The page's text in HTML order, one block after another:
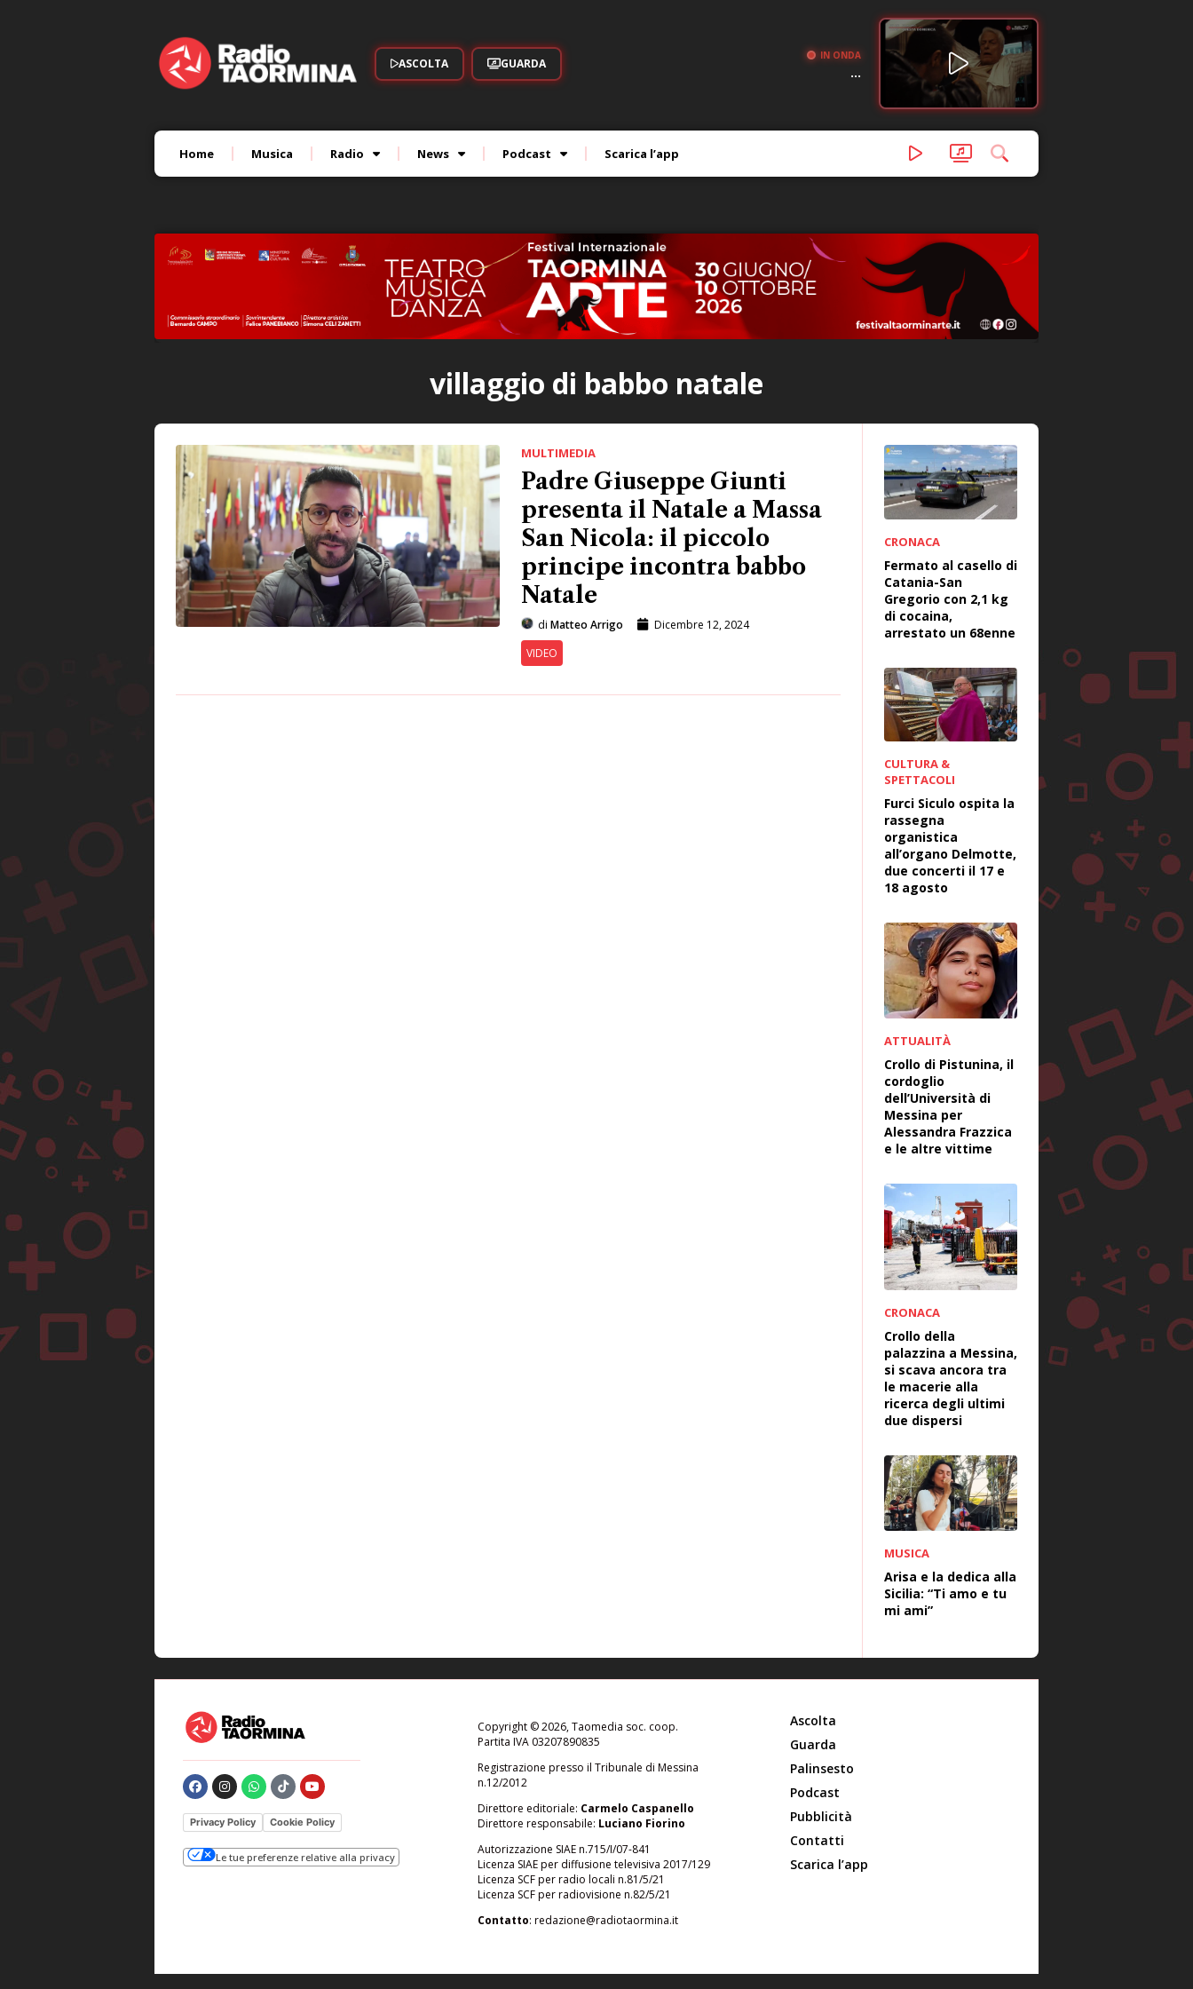
ASCOLTA GUARDA
IN ONDA
...
Home Musica Radio News Podcast Scarica l’app
villaggio di babbo natale
MULTIMEDIA
Padre Giuseppe Giunti
presenta il Natale a Massa
San Nicola: il piccolo
principe incontra babbo
Natale
di Matteo Arrigo
Dicembre 12, 2024
VIDEO
CRONACA
Fermato al casello di
Catania-San
Gregorio con 2,1 kg
di cocaina,
arrestato un 68enne
CULTURA &
SPETTACOLI
Furci Siculo ospita la
rassegna
organistica
all’organo Delmotte,
due concerti il 17 e
18 agosto
ATTUALITÀ
Crollo di Pistunina, il
cordoglio
dell’Università di
Messina per
Alessandra Frazzica
e le altre vittime
CRONACA
Crollo della
palazzina a Messina,
si scava ancora tra
le macerie alla
ricerca degli ultimi
due dispersi
MUSICA
Arisa e la dedica alla
Sicilia: “Ti amo e tu
mi ami”
Privacy Policy Cookie Policy
Le tue preferenze relative alla privacy
Copyright © 2026, Taomedia soc. coop.
Partita IVA 03207890835
Registrazione presso il Tribunale di Messina
n.12/2012
Direttore editoriale: Carmelo Caspanello
Direttore responsabile: Luciano Fiorino
Autorizzazione SIAE n.715/I/07-841
Licenza SIAE per diffusione televisiva 2017/129
Licenza SCF per radio locali n.81/5/21
Licenza SCF per radiovisione n.82/5/21
Contatto: redazione@radiotaormina.it
Ascolta
Guarda
Palinsesto
Podcast
Pubblicità
Contatti
Scarica l’app